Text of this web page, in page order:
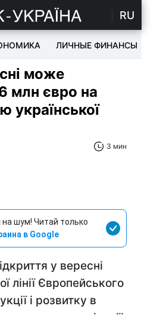
RU
ЛИЧНЫЕ ФИНАНСЫ
може
млн євро на
української
3 мин
шум! Читай только
в Google
у вересні
лінії Європейського
і розвитку в